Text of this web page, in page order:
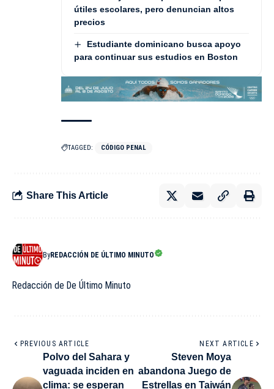
útiles escolares, pero denuncian altos
precios
Estudiante dominicano busca apoyo
para continuar sus estudios en Boston
TAGGED: CÓDIGO PENAL
Share This Article
ByREDACCIÓN DE ÚLTIMO MINUTO
Redacción de De Último Minuto
PREVIOUS ARTICLE
Polvo del Sahara y
vaguada inciden en
clima: se esperan
NEXT ARTICLE
Steven Moya
abandona Juego de
Estrellas en Taiwán